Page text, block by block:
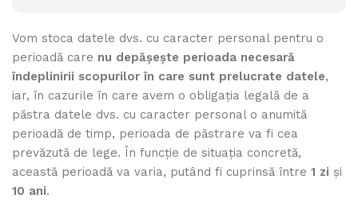
Vom stoca datele dvs. cu caracter personal pentru o
perioadă care nu depășește perioada necesară
îndeplinirii scopurilor în care sunt prelucrate datele,
iar, în cazurile în care avem o obligația legală de a
păstra datele dvs. cu caracter personal o anumită
perioadă de timp, perioada de păstrare va fi cea
prevăzută de lege. În funcție de situația concretă,
această perioadă va varia, putând fi cuprinsă între 1 zi și
10 ani.